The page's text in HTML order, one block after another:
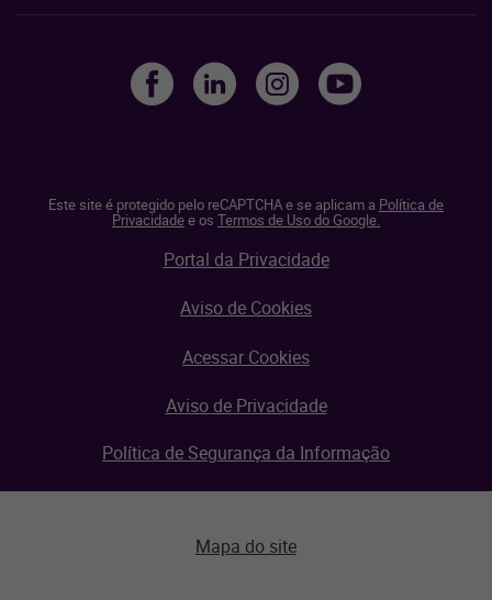
Este site é protegido pelo reCAPTCHA e se aplicam a Política de
Privacidadee os Termos de Uso do Google.
Portal da Privacidade
Aviso de Cookies
Acessar Cookies
Aviso de Privacidade
Política de Segurança da Informação
Mapa do site